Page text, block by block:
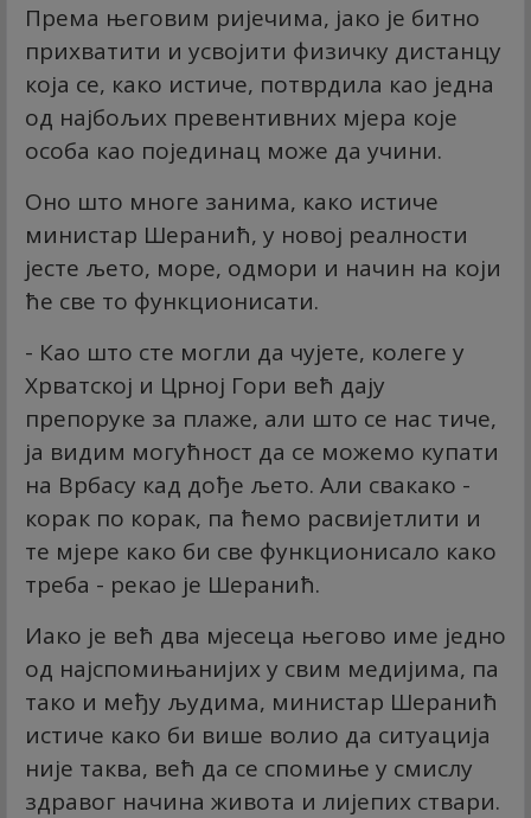
Према његовим ријечима, јако је битно
прихватити и усвојити физичку дистанцу
која се, како истиче, потврдила као једна
од најбољих превентивних мјера које
особа као појединац може да учини.
Оно што многе занима, како истиче
министар Шеранић, у новој реалности
јесте љето, море, одмори и начин на који
ће све то функционисати.
- Као што сте могли да чујете, колеге у
Хрватској и Црној Гори већ дају
препоруке за плаже, али што се нас тиче,
ја видим могућност да се можемо купати
на Врбасу кад дође љето. Али свакако -
корак по корак, па ћемо расвијетлити и
те мјере како би све функционисало како
треба - рекао је Шеранић.
Иако је већ два мјесеца његово име једно
од најспомињанијих у свим медијима, па
тако и међу људима, министар Шеранић
истиче како би више волио да ситуација
није таква, већ да се спомиње у смислу
здравог начина живота и лијепих ствари.